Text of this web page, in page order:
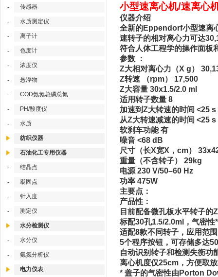
- 传感器
- 水质测定仪
- 离子计
- 色度计
- 浓度仪
- 悬浮物
- COD氨氮总磷总氮
- PH/酸度仪
- 水质
纺织仪器
石油化工专用仪器
- 结晶点
- 凝固点
- 针入度
- 测定仪
水分检测仪
- 水分仪
- 氨氮分析仪
电力仪表
小型速离心机/速离心
仪器介绍
全新的Eppendorf小型速离
速转子的相对离心力可达
符合人体工程学的操作面板
参数 ：
Z大相对离心力（X g）
Z转速 （rpm） 17,500
Z大容量 30x1.5/2.0 ml
适用转子数量 8
加速到Z大转速的时间 <25 s
从Z大转速减速的时间 <25 s
软刹车功能 有
噪音 <68 dB
尺寸（长X宽X，cm）
重量（不含转子） 29kg
电源 230 V/50–60 Hz
功率 475W
主要点：
产品性：
目前配备微孔板水平转子的
标配30孔1.5/2.0ml，气密
适配8款不同转子，应用范
5个程序按钮，可存储多达
自动识别转子和检测失衡功
离心机度仅25cm，方便取
* 盖子的气密性由Porton